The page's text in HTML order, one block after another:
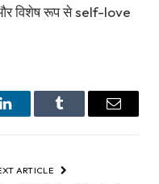
और विशेष रूप से self-love
LinkedInTumblr Email
ARTICLE